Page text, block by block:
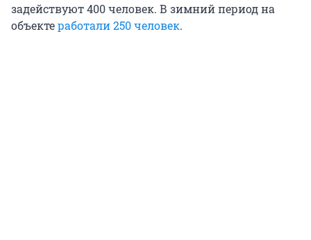
задействуют 400 человек. В зимний период на
объектеработали 250 человек.